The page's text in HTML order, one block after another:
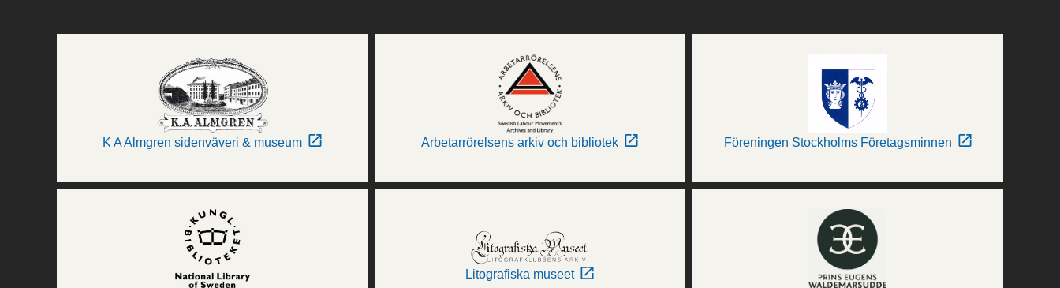
K A Almgren sidenväveri & museum Arbetarrörelsens arkiv och bibliotek Föreningen Stockholms Företagsminnen
Litografiska museet